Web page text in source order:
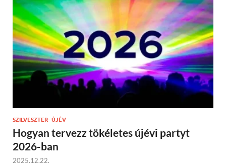
SZILVESZTER- ÚJÉV
Hogyan tervezz tökéletes újévi partyt
2026-ban
2025.12.22.